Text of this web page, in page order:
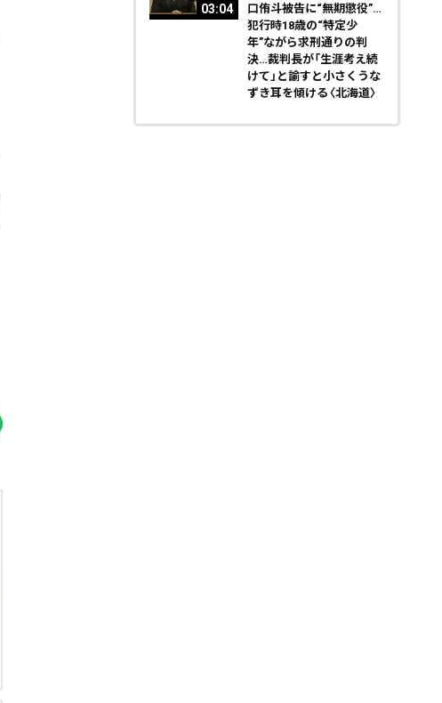
03:04
口侑斗被告に“無期懲役”…
犯行時18歳の“特定少
年”ながら求刑通りの判
決…裁判長が「生涯考え続
けて」と諭すと小さくうな
ずき耳を傾ける〈北海道〉